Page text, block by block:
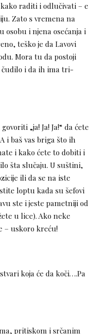
raditi i odlučivati – e
Zato s vremena na
osobu i njena osećanja i
teško je da Lavovi
Mora tu da postoji
čudilo i da ih ima tri-
„ja! Ja! Ja!“ da ćete
i baš vas briga što ih
i kako ćete to dobiti i
šta slučaju. U suštini,
ili da se na iste
loptu kada su šefovi
ste i jeste pametniji od
u lice). Ako neke
– uskoro kreću!
koja će da koči….Pa
pritiskom i srčanim